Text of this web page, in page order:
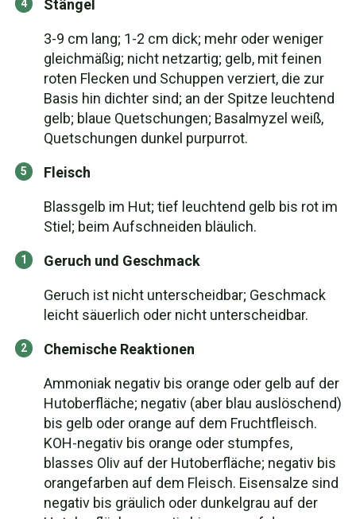
Stängel
3-9 cm lang; 1-2 cm dick; mehr oder weniger
gleichmäßig; nicht netzartig; gelb, mit feinen
roten Flecken und Schuppen verziert, die zur
Basis hin dichter sind; an der Spitze leuchtend
gelb; blaue Quetschungen; Basalmyzel weiß,
Quetschungen dunkel purpurrot.
Fleisch
Blassgelb im Hut; tief leuchtend gelb bis rot im
Stiel; beim Aufschneiden bläulich.
Geruch und Geschmack
Geruch ist nicht unterscheidbar; Geschmack
leicht säuerlich oder nicht unterscheidbar.
Chemische Reaktionen
Ammoniak negativ bis orange oder gelb auf der
Hutoberfläche; negativ (aber blau auslöschend)
bis gelb oder orange auf dem Fruchtfleisch.
KOH-negativ bis orange oder stumpfes,
blasses Oliv auf der Hutoberfläche; negativ bis
orangefarben auf dem Fleisch. Eisensalze sind
negativ bis gräulich oder dunkelgrau auf der